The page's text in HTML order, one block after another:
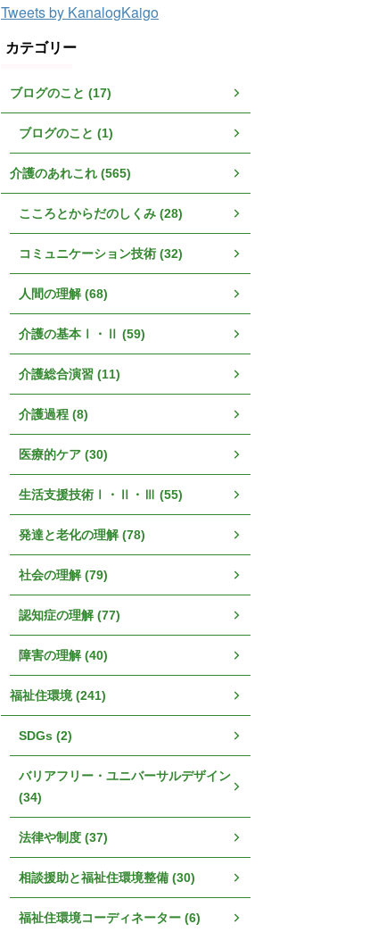
Tweets by KanalogKaigo
カテゴリー
ブログのこと (17)
ブログのこと (1)
介護のあれこれ (565)
こころとからだのしくみ (28)
コミュニケーション技術 (32)
人間の理解 (68)
介護の基本Ⅰ・Ⅱ (59)
介護総合演習 (11)
介護過程 (8)
医療的ケア (30)
生活支援技術Ⅰ・Ⅱ・Ⅲ (55)
発達と老化の理解 (78)
社会の理解 (79)
認知症の理解 (77)
障害の理解 (40)
福祉住環境 (241)
SDGs (2)
バリアフリー・ユニバーサルデザイン
(34)
法律や制度 (37)
相談援助と福祉住環境整備 (30)
福祉住環境コーディネーター (6)